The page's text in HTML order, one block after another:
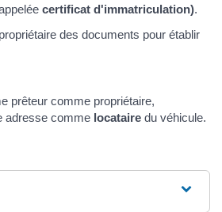
certificat d'immatriculation).
des documents pour établir
prêteur comme propriétaire,
adresse comme locataire du véhicule.